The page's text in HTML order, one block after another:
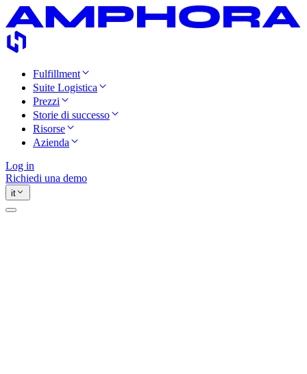
Fulfillment
Suite Logistica
Prezzi
Storie di successo
Risorse
Azienda
Log in
Richiedi una demo
it